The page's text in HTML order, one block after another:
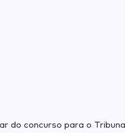
concurso para o